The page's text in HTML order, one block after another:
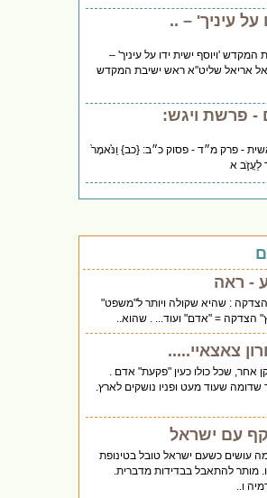
על עיניך' – ..
'ויוסף ישית ידו על עיניך' –
אריאל שליט"א ראש ישיבת המקדש
- פרשת ויגש:
- פרק מ״ד - פסוק כ״ב: {כב} וַנֹּ֙אמֶר֙
לַעֲזֹ֣ב א
- ראה
: שהיא שקולה ויותר ל"משפט"
= "אדם" ועוד... . שהוא..
צאצאיי.....
אחר, שכל כולו כעין "פקעת" אדם .
שעוד מעט ופניו נושקים לארץ.
עם ישראל
עושים כשעם ישראל טובל בטינופת
מותר להתאבל בבדידות מדברית.
ו..